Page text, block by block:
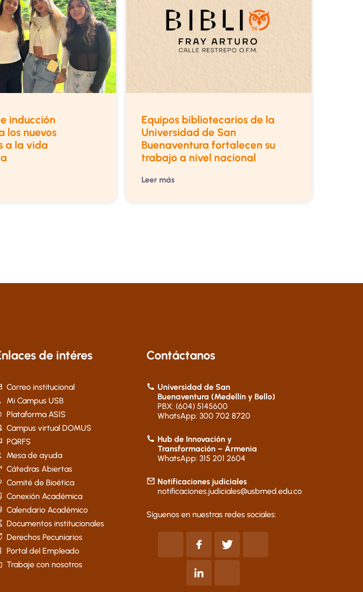
inducción
los nuevos
a la vida
Equipos bibliotecarios de la
Universidad de San
Buenaventura fortalecen su
trabajo a nivel nacional
Leer más
de intéres
Correo institucional
Mi Campus USB
Plataforma ASIS
Campus virtual DOMUS
PQRFS
Mesa de ayuda
Cátedras Abiertas
Comité de Bioética
Conexión Académica
Calendario Académico
Documentos institucionales
Derechos Pecuniarios
Portal del Empleado
Trabaje con nosotros
Contáctanos
Universidad de San
Buenaventura (Medellín y Bello)
PBX: (604) 5145600
WhatsApp: 300 702 8720
Hub de Innovación y
Transformación – Armenia
WhatsApp: 315 201 2604
Notificaciones judiciales
notificaciones.judiciales@usbmed.edu.co
Síguenos en nuestras redes sociales: